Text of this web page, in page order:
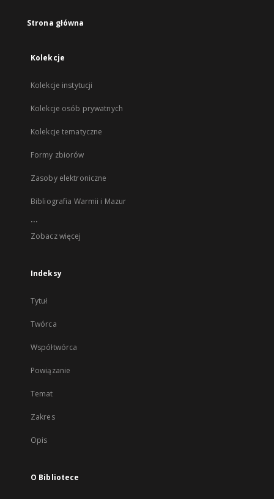
Strona główna
Kolekcje
Kolekcje instytucji
Kolekcje osób prywatnych
Kolekcje tematyczne
Formy zbiorów
Zasoby elektroniczne
Bibliografia Warmii i Mazur
...
Zobacz więcej
Indeksy
Tytuł
Twórca
Współtwórca
Powiązanie
Temat
Zakres
Opis
O Bibliotece